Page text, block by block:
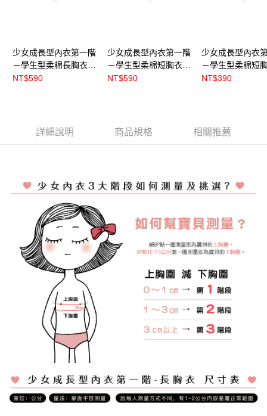
少女成長型內衣第一階
－學生型柔棉長胸衣 -
莫蘭迪款 紫
NT$590
少女成長型內衣第一階
－學生型柔棉短胸衣 -
莫蘭迪款 紫
NT$590
少女成長型內衣
－學生型柔棉短
黑【S5609】
NT$390
詳細說明 商品規格 相關推薦